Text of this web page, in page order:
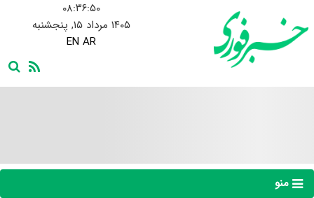
۰۸:۳۶:۵۱
۱۴۰۵ مرداد ۱۵, پنجشنبه
EN AR
منو